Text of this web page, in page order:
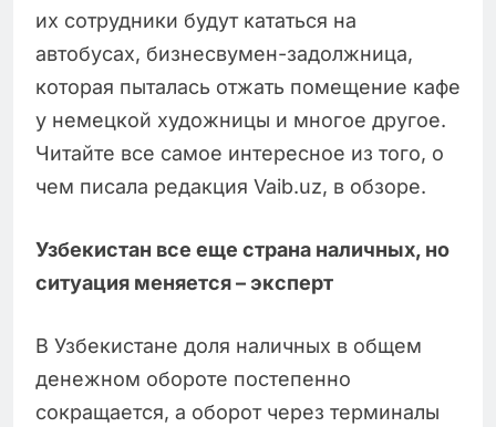
их сотрудники будут кататься на
автобусах, бизнесвумен-задолжница,
которая пыталась отжать помещение кафе
у немецкой художницы и многое другое.
Читайте все самое интересное из того, о
чем писала редакция Vaib.uz, в обзоре.
Узбекистан все еще страна наличных, но
ситуация меняется – эксперт
В Узбекистане доля наличных в общем
денежном обороте постепенно
сокращается, а оборот через терминалы